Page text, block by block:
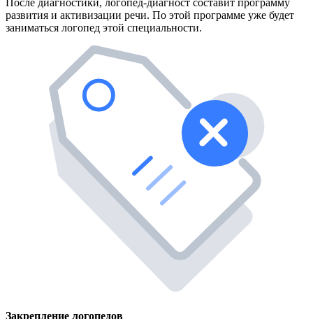
После диагностики, логопед-диагност составит программу
развития и активизации речи. По этой программе уже будет
заниматься логопед этой специальности.
Закрепление логопедов